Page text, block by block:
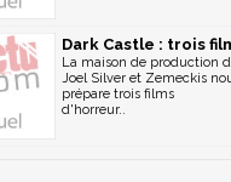
Dark Castle : trois
La maison de production
Joel Silver et Zemeckis
prépare trois films
d'horreur..